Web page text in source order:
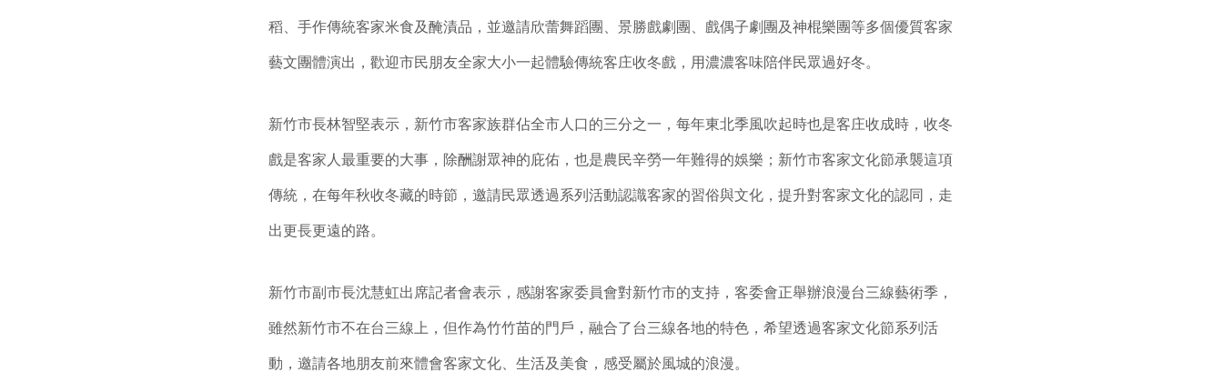
稻、手作傳統客家米食及醃漬品，並邀請欣蕾舞蹈團、景勝戲劇團、戲偶子劇團及神棍樂團等多個優質客家
藝文團體演出，歡迎市民朋友全家大小一起體驗傳統客庄收冬戲，用濃濃客味陪伴民眾過好冬。
新竹市長林智堅表示，新竹市客家族群佔全市人口的三分之一，每年東北季風吹起時也是客庄收成時，收冬
戲是客家人最重要的大事，除酬謝眾神的庇佑，也是農民辛勞一年難得的娛樂；新竹市客家文化節承襲這項
傳統，在每年秋收冬藏的時節，邀請民眾透過系列活動認識客家的習俗與文化，提升對客家文化的認同，走
出更長更遠的路。
新竹市副市長沈慧虹出席記者會表示，感謝客家委員會對新竹市的支持，客委會正舉辦浪漫台三線藝術季，
雖然新竹市不在台三線上，但作為竹竹苗的門戶，融合了台三線各地的特色，希望透過客家文化節系列活
動，邀請各地朋友前來體會客家文化、生活及美食，感受屬於風城的浪漫。